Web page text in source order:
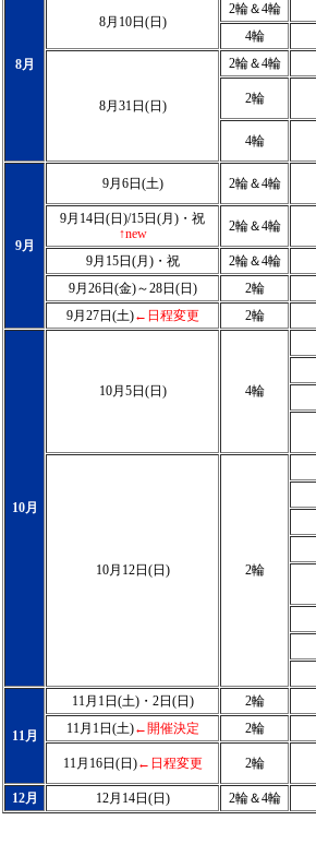
8月
8月10日(日)
2輪＆4輪
4輪
8月31日(日)
2輪＆4輪
2輪
4輪
9月
9月6日(土) 2輪＆4輪
9月14日(日)/15日(月)・祝
↑new
2輪＆4輪
9月15日(月)・祝
2輪＆4輪
9月26日(金)～28日(日)
2輪
9月27日(土)←日程変更 2輪
10月
10月5日(日) 4輪
10月12日(日) 2輪
11月
11月1日(土)・2日(日)
2輪
11月1日(土)←開催決定 2輪
11月16日(日)←日程変更 2輪
12月 12月14日(日) 2輪＆4輪